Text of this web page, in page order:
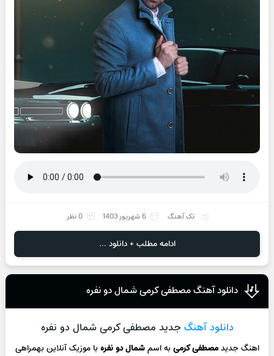
تک آهنگ 6 شهریور 1403 0 نظر
ادامه مطلب + دانلود ...
دانلود آهنگ مصطفی کرمی شمال دو نفره
دانلود آهنگ جدید مصطفی کرمی شمال دو نفره
اهنگ جدیدمصطفی کرمیبه اسمشمال دو نفرهبا موزیک آنلاینبهمراهی